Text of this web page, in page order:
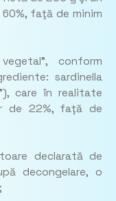
faţă de minim
conform
sardinella
care în realitate
de 22%, faţă de
declarată de
decongelare, o